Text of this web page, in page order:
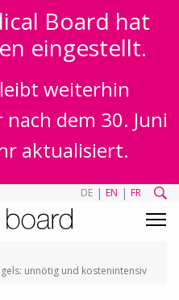
Board hat
eingestellt.
weiterhin
dem 30. Juni
aktualisiert.
DE | EN | FR
unnötig und kostenintensiv